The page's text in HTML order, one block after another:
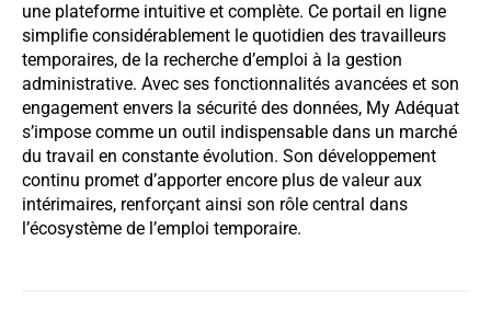
une plateforme intuitive et complète. Ce portail en ligne
simplifie considérablement le quotidien des travailleurs
temporaires, de la recherche d’emploi à la gestion
administrative. Avec ses fonctionnalités avancées et son
engagement envers la sécurité des données, My Adéquat
s’impose comme un outil indispensable dans un marché
du travail en constante évolution. Son développement
continu promet d’apporter encore plus de valeur aux
intérimaires, renforçant ainsi son rôle central dans
l’écosystème de l’emploi temporaire.